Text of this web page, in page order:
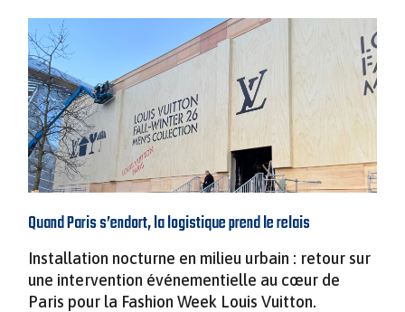
Quand Paris s’endort, la logistique prend le relais
Installation nocturne en milieu urbain : retour sur
une intervention événementielle au cœur de
Paris pour la Fashion Week Louis Vuitton.